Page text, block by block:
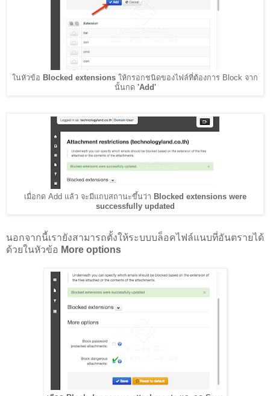
ในหัวข้อ Blocked extensions ให้กรอกชนิดของไฟล์ที่ต้องการ Block จาก
นั้นกด 'Add'
เมื่อกด Add แล้ว จะมีแถบสถานะขึ้นว่า Blocked extensions were
successfully updated
นอกจากนี้เรายังสามารถตั้งให้ระบบบล็อคไฟล์แนบที่อันตรายได้
ด้วยในหัวข้อ More options